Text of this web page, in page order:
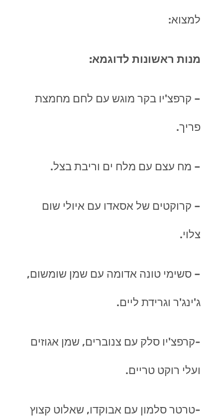
למצוא:
מנות ראשונות לדוגמא:
– קרפצ'יו בקר מוגש עם לחם מחמצת
פריך.
– מח עצם עם מלח ים וריבת בצל.
– קרוקטים של אסאדו עם איולי שום
צלוי.
– סשימי טונה אדומה עם שמן שומשום,
ג'ינג'ר וגרידת ליים.
-קרפצ'יו סלק עם צנוברים, שמן אגוזים
ועלי רוקט טריים.
-טרטר סלמון עם אבוקדו, שאלוט קצוץ